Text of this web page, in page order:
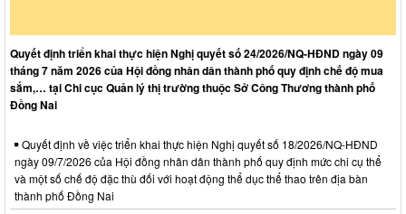
Quyết định triển khai thực hiện Nghị quyết số 24/2026/NQ-HĐND ngày 09
tháng 7 năm 2026 của Hội đồng nhân dân thành phố quy định chế độ mua
sắm,… tại Chi cục Quản lý thị trường thuộc Sở Công Thương thành phố
Đồng Nai
Quyết định về việc triển khai thực hiện Nghị quyết số 18/2026/NQ-HĐND
ngày 09/7/2026 của Hội đồng nhân dân thành phố quy định mức chi cụ thể
và một số chế độ đặc thù đối với hoạt động thể dục thể thao trên địa bàn
thành phố Đồng Nai